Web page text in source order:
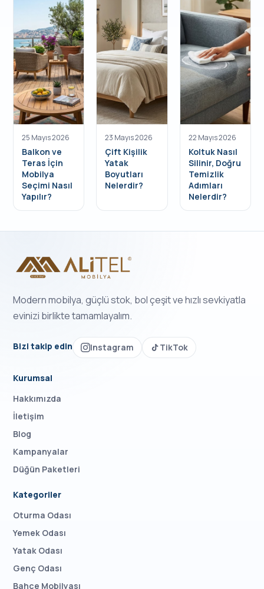
25 Mayıs 2026
Balkon ve
Teras İçin
Mobilya
Seçimi Nasıl
Yapılır?
23 Mayıs 2026
Çift Kişilik
Yatak
Boyutları
Nelerdir?
22 Mayıs 2026
Koltuk Nasıl
Silinir, Doğru
Temizlik
Adımları
Nelerdir?
Modern mobilya, güçlü stok, bol çeşit ve hızlı sevkiyatla
evinizi birlikte tamamlayalım.
Bizi takip edin Instagram TikTok
Kurumsal
Hakkımızda
İletişim
Blog
Kampanyalar
Düğün Paketleri
Kategoriler
Oturma Odası
Yemek Odası
Yatak Odası
Genç Odası
Bahçe Mobilyası